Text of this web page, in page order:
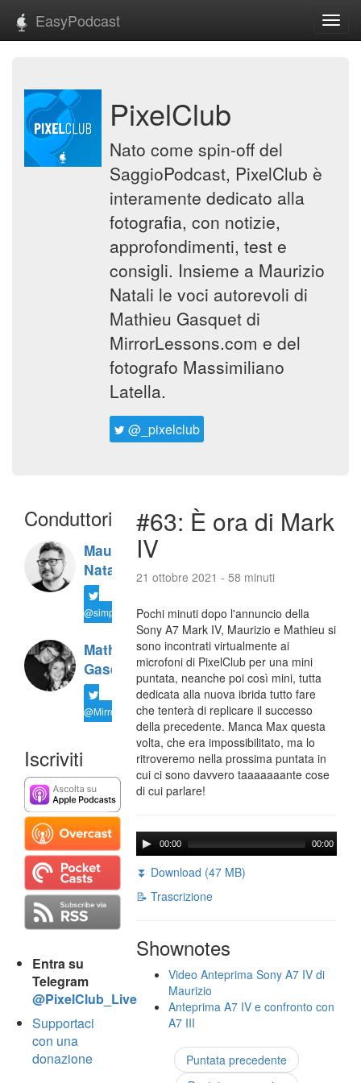
EasyPodcast
PixelClub
Nato come spin-off del
SaggioPodcast, PixelClub è
interamente dedicato alla
fotografia, con notizie,
approfondimenti, test e
consigli. Insieme a Maurizio
Natali le voci autorevoli di
Mathieu Gasquet di
MirrorLessons.com e del
fotografo Massimiliano
Latella.
@_pixelclub
Conduttori
Maurizio
Natali
@simplemal
Mathieu
Gasquet
@MirrorLessons
Iscriviti
Entra su
Telegram
@PixelClub_Live
Supportaci
con una
donazione
#63: È ora di Mark
IV
21 ottobre 2021 - 58 minuti
Pochi minuti dopo l'annuncio della
Sony A7 Mark IV, Maurizio e Mathieu si
sono incontrati virtualmente ai
microfoni di PixelClub per una mini
puntata, neanche poi così mini, tutta
dedicata alla nuova ibrida tutto fare
che tenterà di replicare il successo
della precedente. Manca Max questa
volta, che era impossibilitato, ma lo
ritroveremo nella prossima puntata in
cui ci sono davvero taaaaaaante cose
di cui parlare!
00:00 00:00
⏬ Download (47 MB)
📝 Trascrizione
Shownotes
Video Anteprima Sony A7 IV di
Maurizio
Anteprima A7 IV e confronto con
A7 III
Puntata precedente